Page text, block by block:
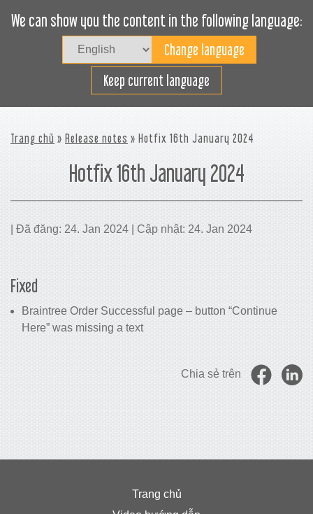
We can show you the content in the following language:
Keep current language
Xếp hàng hiệu quả
Trang chủ » Release notes » Hotfix 16th January 2024
Hotfix 16th January 2024
| Đã đăng: 24. Jan 2024 | Cập nhật: 24. Jan 2024
Fixed
Braintree Order Successful page – button “Continue
Here” was missing a text
Chia sẻ trên
Trang chủ